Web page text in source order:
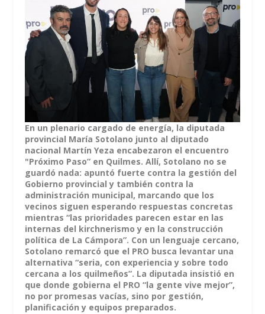
En un plenario cargado de energía, la diputada
provincial María Sotolano junto al diputado
nacional Martín Yeza encabezaron el encuentro
"Próximo Paso” en Quilmes. Allí, Sotolano no se
guardó nada: apuntó fuerte contra la gestión del
Gobierno provincial y también contra la
administración municipal, marcando que los
vecinos siguen esperando respuestas concretas
mientras “las prioridades parecen estar en las
internas del kirchnerismo y en la construcción
política de La Cámpora”. Con un lenguaje cercano,
Sotolano remarcó que el PRO busca levantar una
alternativa “seria, con experiencia y sobre todo
cercana a los quilmeños”. La diputada insistió en
que donde gobierna el PRO “la gente vive mejor”,
no por promesas vacías, sino por gestión,
planificación y equipos preparados.